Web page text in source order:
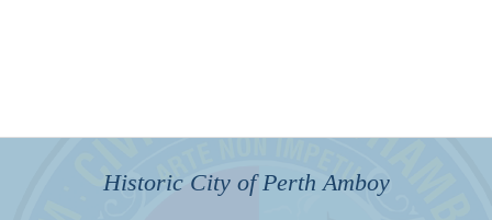
Historic City of Perth Amboy